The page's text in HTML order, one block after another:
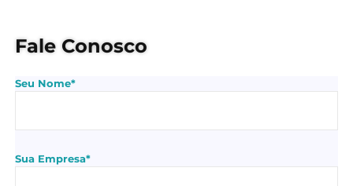
Fale Conosco
Seu Nome*
Sua Empresa*